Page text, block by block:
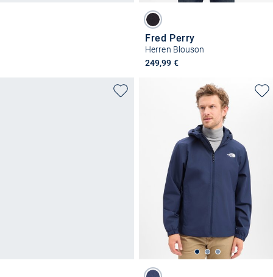
Fred Perry
Herren Blouson
249,99 €